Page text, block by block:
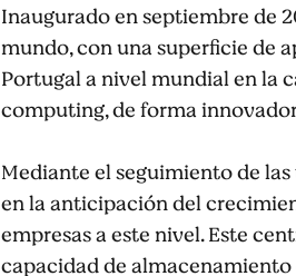
Inaugurado en septiembre de
mundo, con una superficie de
Portugal a nivel mundial en la
computing, de forma
Mediante el seguimiento de
en la anticipación del
empresas a este nivel. Este
capacidad de